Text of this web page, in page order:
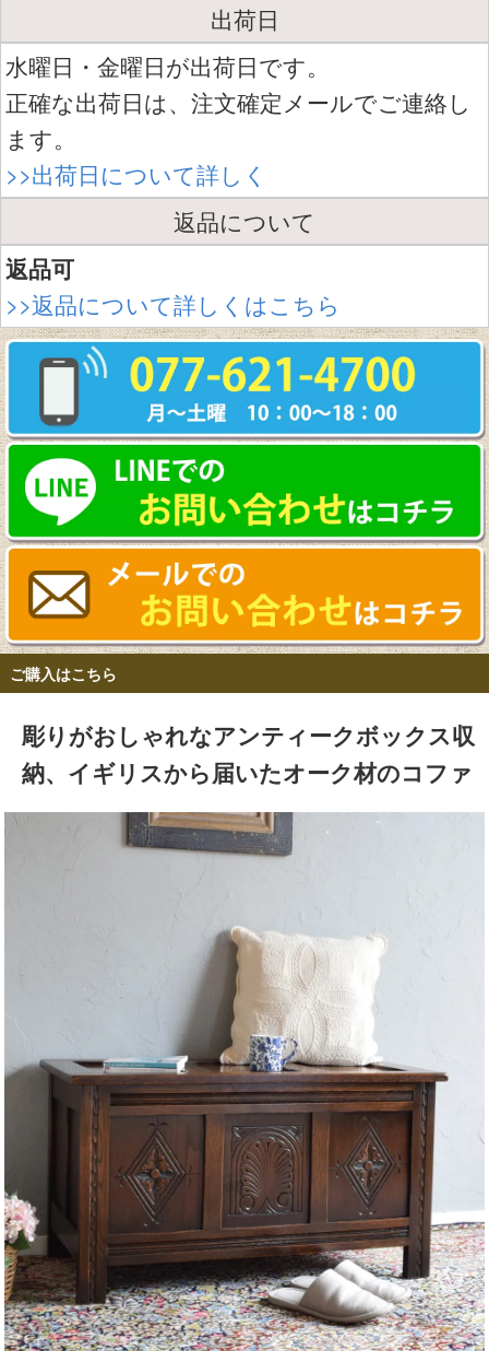
出荷日
水曜日・金曜日が出荷日です。
正確な出荷日は、注文確定メールでご連絡し
ます。
>>出荷日について詳しく
返品について
返品可
>>返品について詳しくはこちら
ご購入はこちら
彫りがおしゃれなアンティークボックス収
納、イギリスから届いたオーク材のコファ